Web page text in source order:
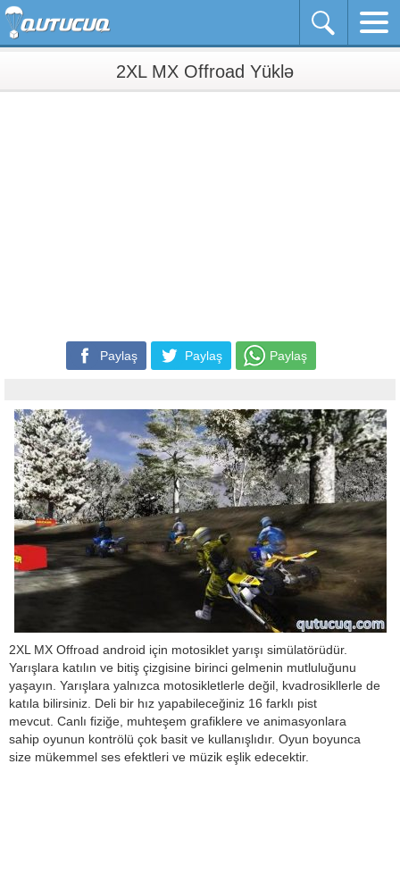
2XL MX Offroad Yüklə
Paylaş Paylaş Paylaş
2XL MX Offroad android için motosiklet yarışı simülatörüdür.
Yarışlara katılın ve bitiş çizgisine birinci gelmenin mutluluğunu
yaşayın. Yarışlara yalnızca motosikletlerle değil, kvadrosikllerle de
katıla bilirsiniz. Deli bir hız yapabileceğiniz 16 farklı pist
mevcut. Canlı fiziğe, muhteşem grafiklere ve animasyonlara
sahip oyunun kontrölü çok basit ve kullanışlıdır. Oyun boyunca
size mükemmel ses efektleri ve müzik eşlik edecektir.